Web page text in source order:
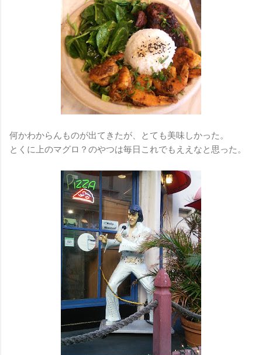
何かわからんものが出てきたが、とても美味しかった。
とくに上のマグロ？のやつは毎日これでもええなと思った。